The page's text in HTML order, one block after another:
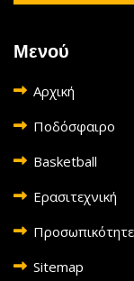
Μενού
Αρχική
Ποδόσφαιρο
Basketball
Ερασιτεχνική
Sitemap